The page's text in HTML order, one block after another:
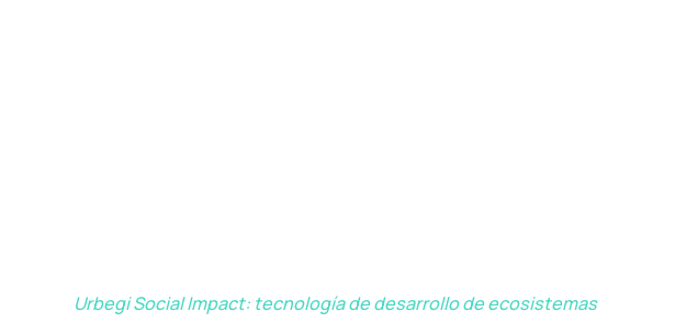
Urbegi Social Impact: tecnología de desarrollo de ecosistemas